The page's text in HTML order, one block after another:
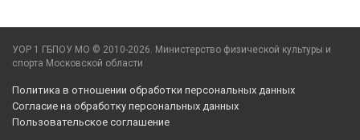
УОР 1 ГБПОУ МО © 2010-2026. Министерство физической культуры и
спорта Московской области
Политика в отношении обработки персональных данных
Согласие на обработку персональных данных
Пользовательское соглашение